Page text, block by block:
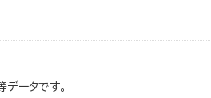
ータです。